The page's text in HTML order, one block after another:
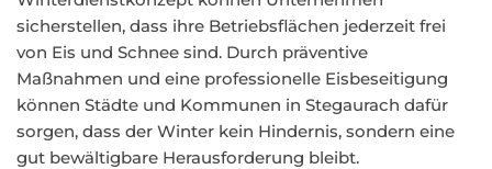
sicherstellen, dass ihre Betriebsflächen jederzeit frei
von Eis und Schnee sind. Durch präventive
Maßnahmen und eine professionelle Eisbeseitigung
können Städte und Kommunen in Stegaurach dafür
sorgen, dass der Winter kein Hindernis, sondern eine
gut bewältigbare Herausforderung bleibt.